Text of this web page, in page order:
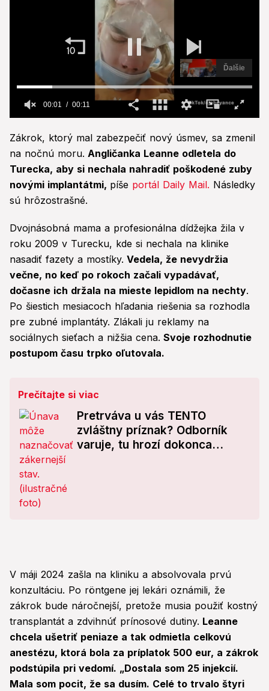
seconds
of
11
seconds
Ďalšie
00:02 00:11
Zákrok, ktorý mal zabezpečiť nový úsmev, sa zmenil
na nočnú moru. Angličanka Leanne odletela do
Turecka, aby si nechala nahradiť poškodené zuby
novými implantátmi, píše portál Daily Mail. Následky
sú hrôzostrašné.
Dvojnásobná mama a profesionálna dídžejka žila v
roku 2009 v Turecku, kde si nechala na klinike
nasadiť fazety a mostíky. Vedela, že nevydržia
večne, no keď po rokoch začali vypadávať,
dočasne ich držala na mieste lepidlom na nechty.
Po šiestich mesiacoch hľadania riešenia sa rozhodla
pre zubné implantáty. Zlákali ju reklamy na
sociálnych sieťach a nižšia cena. Svoje rozhodnutie
postupom času trpko oľutovala.
Prečítajte si viac
Pretrváva u vás TENTO
zvláštny príznak? Odborník
varuje, tu hrozí dokonca
V máji 2024 zašla na kliniku a absolvovala prvú
konzultáciu. Po röntgene jej lekári oznámili, že
zákrok bude náročnejší, pretože musia použiť kostný
transplantát a zdvihnúť prínosové dutiny. Leanne
chcela ušetriť peniaze a tak odmietla celkovú
anestézu, ktorá bola za príplatok 500 eur, a zákrok
podstúpila pri vedomí. „Dostala som 25 injekcií.
Mala som pocit, že sa dusím. Celé to trvalo štyri